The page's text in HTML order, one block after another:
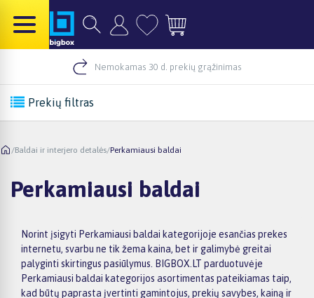
Nemokamas 30 d. prekių grąžinimas
Prekių filtras
/Baldai ir interjero detalės/Perkamiausi baldai
Perkamiausi baldai
Norint įsigyti Perkamiausi baldai kategorijoje esančias prekes
internetu, svarbu ne tik žema kaina, bet ir galimybė greitai
palyginti skirtingus pasiūlymus. BIGBOX.LT parduotuvėje
Perkamiausi baldai kategorijos asortimentas pateikiamas taip,
kad būtų paprasta įvertinti gamintojus, prekių savybes, kainą ir